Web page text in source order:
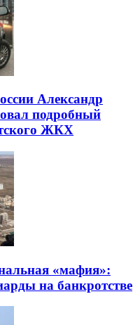
Александр
подробный
ЖКХ
«мафия»:
на банкротстве